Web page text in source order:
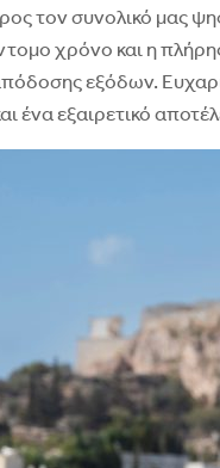
τον συνολικό μας
χρόνο και η
εξόδων.
ένα εξαιρετικό